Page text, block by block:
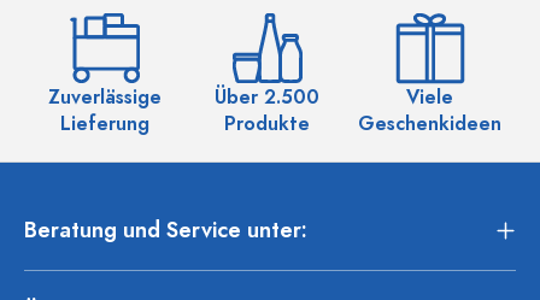
Zuverlässige
Lieferung
Über 2.500
Produkte
Viele
Geschenkideen
Beratung und Service unter: